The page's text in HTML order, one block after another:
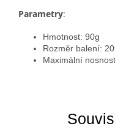
Parametry:
Hmotnost: 90g
Rozměr balení:
Maximální